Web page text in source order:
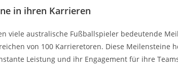
in ihren Karrieren
viele australische Fußballspieler bedeutende
von 100 Karrieretoren. Diese Meilensteine
Leistung und ihr Engagement für ihre